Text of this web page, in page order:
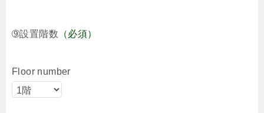
➈設置階数 （必須）
Floor number